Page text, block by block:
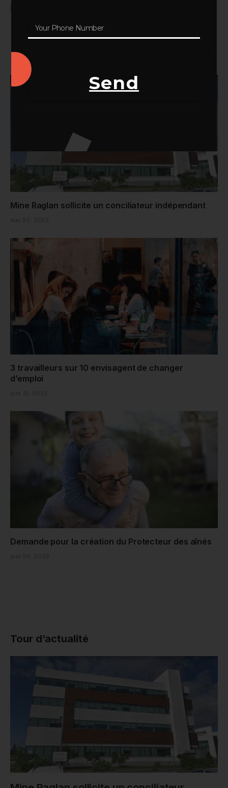
Articles Similaires
Mine Raglan sollicite un conciliateur indépendant
3 travailleurs sur 10 envisagent de changer
d’emploi
Demande pour la création du Protecteur des aînés
Tour d’actualité
Send